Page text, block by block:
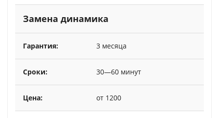
Замена динамика
3 месяца
30—60 минут
от 1200